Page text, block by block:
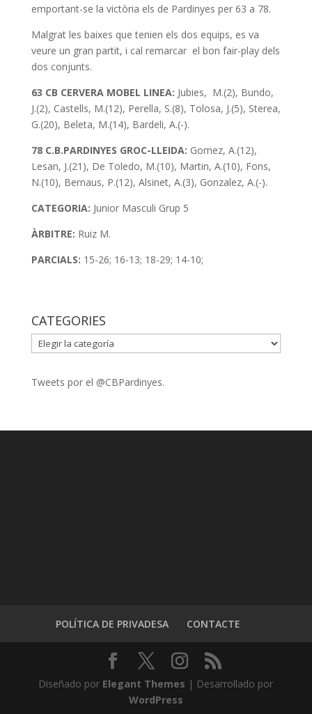
emportant-se la victòria els de Pardinyes per 63 a 78.
Malgrat les baixes que tenien els dos equips, es va
veure un gran partit, i cal remarcar el bon fair-play dels
dos conjunts.
63 CB CERVERA MOBEL LINEA: Jubies, M.(2), Bundo,
J.(2), Castells, M.(12), Perella, S.(8), Tolosa, J.(5), Sterea,
G.(20), Beleta, M.(14), Bardeli, A.(-).
78 C.B.PARDINYES GROC-LLEIDA: Gomez, A.(12),
Lesan, J.(21), De Toledo, M.(10), Martin, A.(10), Fons,
N.(10), Bernaus, P.(12), Alsinet, A.(3), Gonzalez, A.(-).
CATEGORIA: Junior Masculi Grup 5
ÀRBITRE: Ruiz M.
PARCIALS: 15-26; 16-13; 18-29; 14-10;
CATEGORIES
CATEGORIES
Tweets por el @CBPardinyes.
POLÍTICA DE PRIVADESA CONTACTE
Diseñado por Elegant Themes | Desarrollado por
WordPress